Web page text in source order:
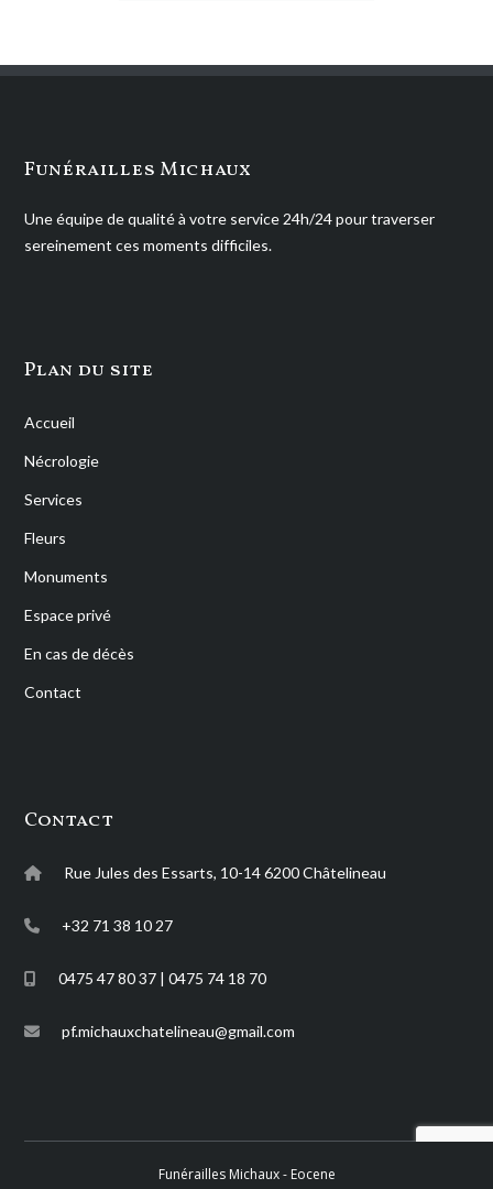
Funérailles Michaux
Une équipe de qualité à votre service 24h/24 pour traverser
sereinement ces moments difficiles.
Plan du site
Accueil
Nécrologie
Services
Fleurs
Monuments
Espace privé
En cas de décès
Contact
Contact
Rue Jules des Essarts, 10-14 6200 Châtelineau
+32 71 38 10 27
0475 47 80 37 | 0475 74 18 70
pf.michauxchatelineau@gmail.com
Funérailles Michaux -Eocene